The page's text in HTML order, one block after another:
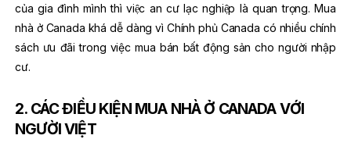
của gia đình mình thì việc an cư lạc nghiệp là quan trọng. Mua
nhà ở Canada khá dễ dàng vì Chính phủ Canada có nhiều chính
sách ưu đãi trong việc mua bán bất động sản cho người nhập
cư.
2. CÁC ĐIỀU KIỆN MUA NHÀ Ở CANADA VỚI
NGƯỜI VIỆT